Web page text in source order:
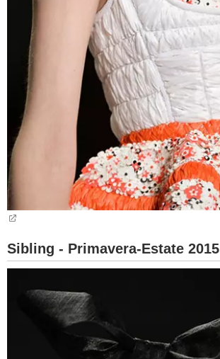
Sibling - Primavera-Estate 2015